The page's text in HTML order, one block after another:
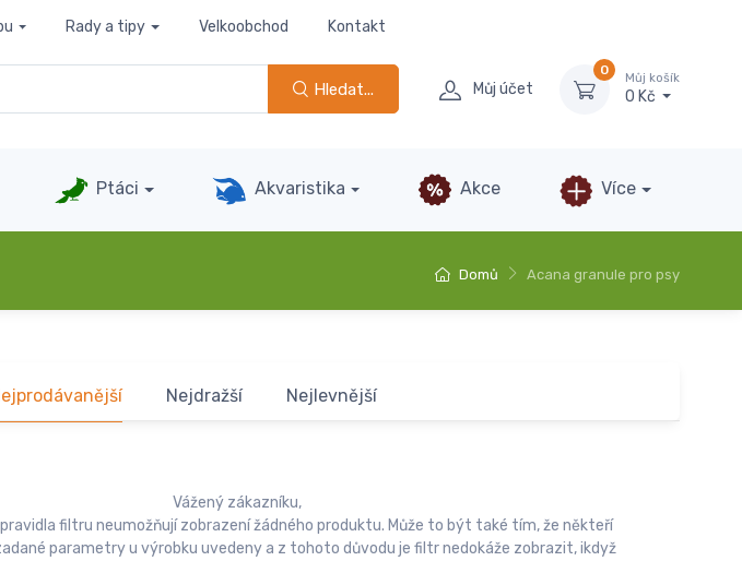
Rady a tipy Velkoobchod Kontakt
Hledat... Můj účet
0
Můj košík
0 Kč
Ptáci Akvaristika Akce Více
Domů Acana granule pro psy
Nejdražší Nejlevnější
Vážený zákazníku,
filtru neumožňují zobrazení žádného produktu. Může to být také tím, že někteří
parametry u výrobku uvedeny a z tohoto důvodu je filtr nedokáže zobrazit, ikdyž